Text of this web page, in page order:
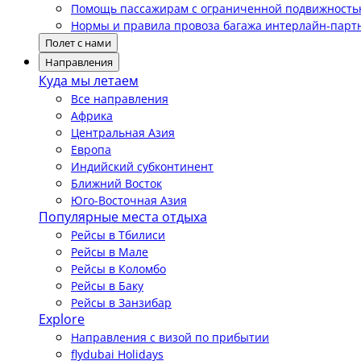
Помощь пассажирам с ограниченной
Нормы и правила провоза багажа интерлайн-
Полет с нами
Направления
Куда мы летаем
Все направления
Африка
Центральная Азия
Европа
Индийский субконтинент
Ближний Восток
Юго-Восточная Азия
Популярные места отдыха
Рейсы в Тбилиси
Рейсы в Мале
Рейсы в Коломбо
Рейсы в Баку
Рейсы в Занзибар
Explore
Направления с визой по прибытии
flydubai Holidays